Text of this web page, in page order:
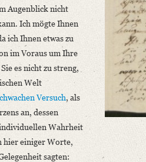
Augenblick nicht
Ich mögte Ihnen
ich Ihnen etwas zu
im Voraus um Ihre
es nicht zu streng,
Welt
Versuch, als
an, dessen
Wahrheit
hier einiger Worte,
sagten: